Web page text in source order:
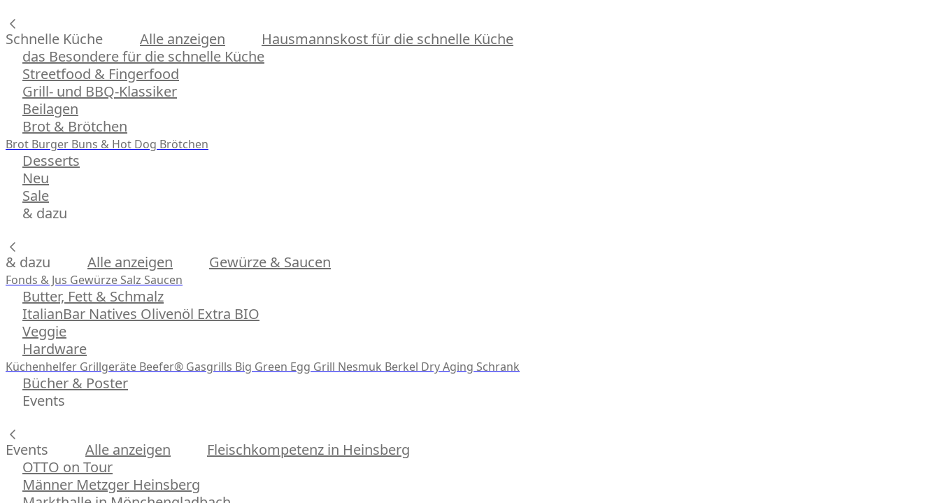
Schnelle Küche Alle anzeigen
Hausmannskost für die schnelle Küche
das Besondere für die schnelle Küche
Streetfood & Fingerfood
Grill- und BBQ-Klassiker
Beilagen
Brot & Brötchen
Brot Burger Buns & Hot Dog Brötchen
Desserts
Neu
Sale
& dazu
& dazu Alle anzeigen Gewürze & Saucen
Fonds & Jus Gewürze Salz Saucen
Butter, Fett & Schmalz
ItalianBar Natives Olivenöl Extra BIO
Veggie
Hardware
Küchenhelfer Grillgeräte Beefer® Gasgrills Big Green Egg Grill Nesmuk Berkel Dry Aging Schrank
Bücher & Poster
Events
Events Alle anzeigen
Fleischkompetenz in Heinsberg
OTTO on Tour
Männer Metzger Heinsberg